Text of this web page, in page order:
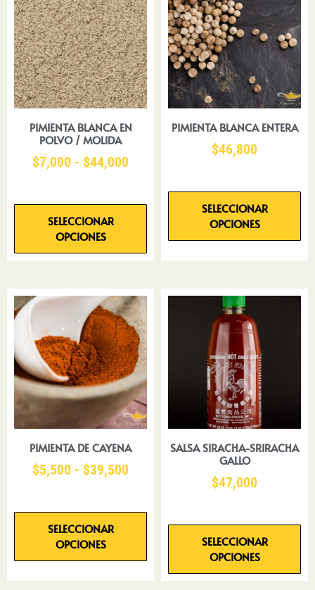
PIMIENTA BLANCA EN
POLVO / MOLIDA
$7,000 - $44,000
SELECCIONAR
OPCIONES
PIMIENTA BLANCA ENTERA
$46,800
SELECCIONAR
OPCIONES
PIMIENTA DE CAYENA
$5,500 - $39,500
SELECCIONAR
OPCIONES
SALSA SIRACHA-SRIRACHA
GALLO
$47,000
SELECCIONAR
OPCIONES